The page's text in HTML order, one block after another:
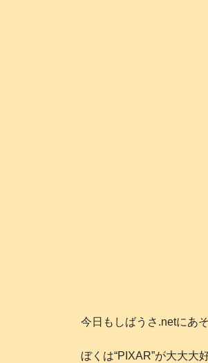
今日もしばうさ.netにあ
ぼくは“PIXAR”が大大大